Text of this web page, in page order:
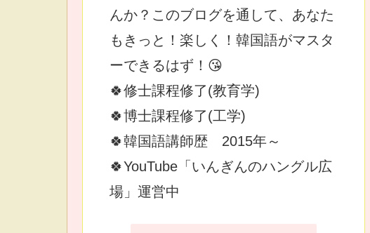
んか？このブログを通して、あなた
もきっと！楽しく！韓国語がマスタ
ーできるはず！😘
🍀修士課程修了(教育学)
🍀博士課程修了(工学)
🍀韓国語講師歴 2015年～
🍀YouTube「いんぎんのハングル広
場」運営中